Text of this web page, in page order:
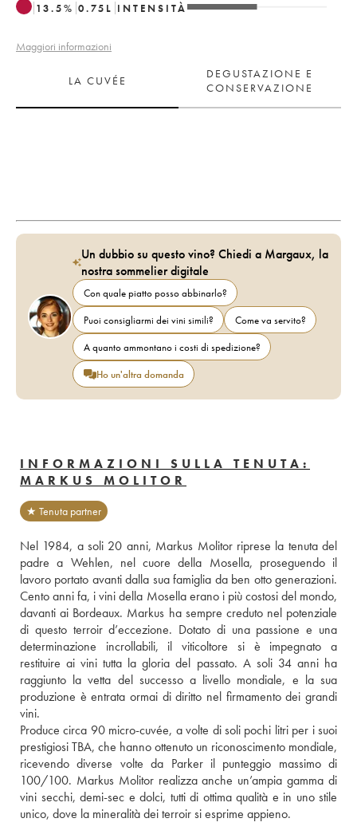
13.5% 0.75 L INTENSITÀ
Maggiori informazioni
LA CUVÉE
DEGUSTAZIONE E
CONSERVAZIONE
Un dubbio su questo vino? Chiedi a Margaux, la
nostra sommelier digitale
Con quale piatto posso abbinarlo?
Puoi consigliarmi dei vini simili?
Come va servito?
A quanto ammontano i costi di spedizione?
Ho un'altra domanda
INFORMAZIONI SULLA TENUTA:
MARKUS MOLITOR
★ Tenuta partner
Nel 1984, a soli 20 anni, Markus Molitor riprese la tenuta del
padre a Wehlen, nel cuore della Mosella, proseguendo il
lavoro portato avanti dalla sua famiglia da ben otto generazioni.
Cento anni fa, i vini della Mosella erano i più costosi del mondo,
davanti ai Bordeaux. Markus ha sempre creduto nel potenziale
di questo terroir d’eccezione. Dotato di una passione e una
determinazione incrollabili, il viticoltore si è impegnato a
restituire ai vini tutta la gloria del passato. A soli 34 anni ha
raggiunto la vetta del successo a livello mondiale, e la sua
produzione è entrata ormai di diritto nel firmamento dei grandi
vini.
Produce circa 90 micro-cuvée, a volte di soli pochi litri per i suoi
prestigiosi TBA, che hanno ottenuto un riconoscimento mondiale,
ricevendo diverse volte da Parker il punteggio massimo di
100/100. Markus Molitor realizza anche un’ampia gamma di
vini secchi, demi-sec e dolci, tutti di ottima qualità e in uno stile
unico, dove la mineralità dei terroir si esprime appieno.